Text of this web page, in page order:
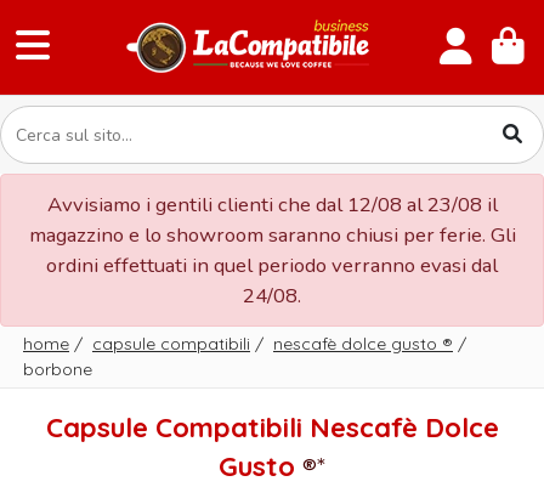
Avvisiamo i gentili clienti che dal 12/08 al 23/08 il
magazzino e lo showroom saranno chiusi per ferie. Gli
ordini effettuati in quel periodo verranno evasi dal
24/08.
home / capsule compatibili / nescafè dolce gusto ® /
borbone
Capsule Compatibili Nescafè Dolce
Gusto ®*